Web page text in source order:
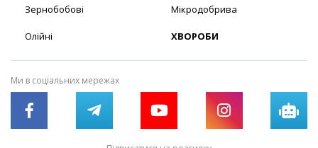
Зернобобові
Олійні
Мікродобрива
ХВОРОБИ
Ми в соціальних мережах